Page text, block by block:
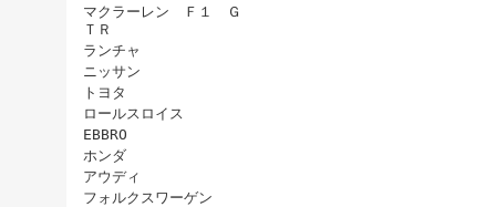
マクラーレン Ｆ１ Ｇ
ＴＲ
ランチャ
ニッサン
トヨタ
ロールスロイス
EBBRO
ホンダ
アウディ
フォルクスワーゲン